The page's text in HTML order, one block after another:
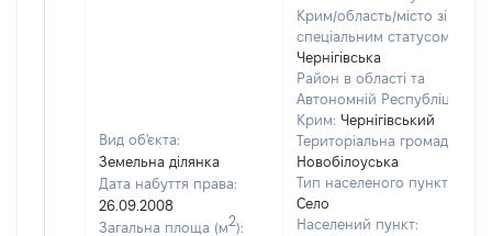
Вид об'єкта:
Земельна ділянка
Дата набуття права:
26.09.2008
Загальна площа (м2):
Крим/область/місто зі
спеціальним статусом:
Чернігівська
Район в області та
Автономній Республіці
Крим: Чернігівський
Територіальна громада:
Новобілоуська
Тип населеного пункту:
Село
Населений пункт: